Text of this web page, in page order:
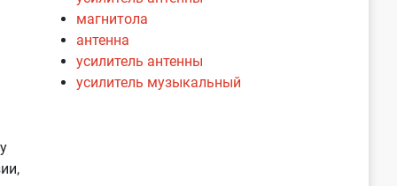
магнитола
антенна
усилитель антенны
усилитель музыкальный